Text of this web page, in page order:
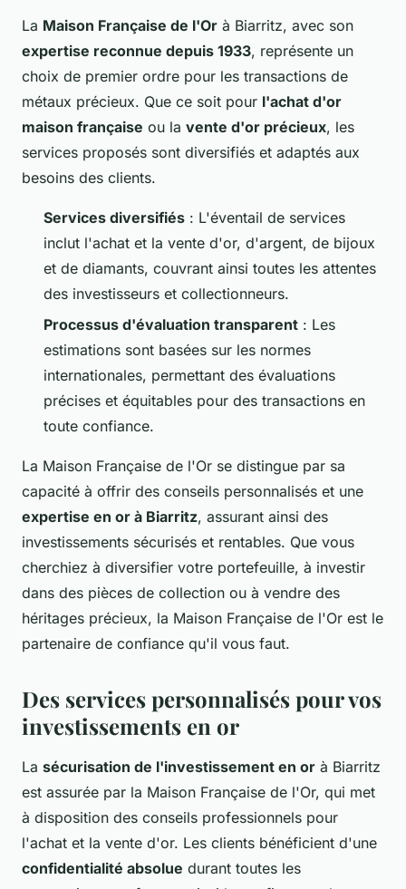
La Maison Française de l'Or à Biarritz, avec son
expertise reconnue depuis 1933, représente un
choix de premier ordre pour les transactions de
métaux précieux. Que ce soit pour l'achat d'or
maison française ou la vente d'or précieux, les
services proposés sont diversifiés et adaptés aux
besoins des clients.
Services diversifiés : L'éventail de services
inclut l'achat et la vente d'or, d'argent, de bijoux
et de diamants, couvrant ainsi toutes les attentes
des investisseurs et collectionneurs.
Processus d'évaluation transparent : Les
estimations sont basées sur les normes
internationales, permettant des évaluations
précises et équitables pour des transactions en
toute confiance.
La Maison Française de l'Or se distingue par sa
capacité à offrir des conseils personnalisés et une
expertise en or à Biarritz, assurant ainsi des
investissements sécurisés et rentables. Que vous
cherchiez à diversifier votre portefeuille, à investir
dans des pièces de collection ou à vendre des
héritages précieux, la Maison Française de l'Or est le
partenaire de confiance qu'il vous faut.
Des services personnalisés pour vos
investissements en or
La sécurisation de l'investissement en or à Biarritz
est assurée par la Maison Française de l'Or, qui met
à disposition des conseils professionnels pour
l'achat et la vente d'or. Les clients bénéficient d'une
confidentialité absolue durant toutes les